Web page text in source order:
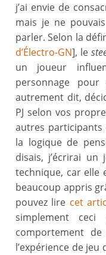
j’ai envie de
mais je ne
parler. Selon la
d’Électro-GN], le
un joueur
personnage
autrement dit,
PJ selon vos
autres
la logique de
disais, j’écrirai
technique, car elle
beaucoup appris
pouvez lire cet
simplement
comportement
l’expérience de